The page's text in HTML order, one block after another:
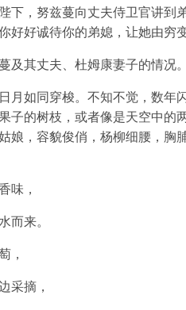
下，努兹蔓向丈夫侍卫官讲到
好好诚待你的弟媳，让她由穷
及其丈夫、杜姆康妻子的情况。
月如同穿梭。不知不觉，数年
子的树枝，或者像是天空中的
娘，容貌俊俏，杨柳细腰，胸
味，
而来。
，
采摘，